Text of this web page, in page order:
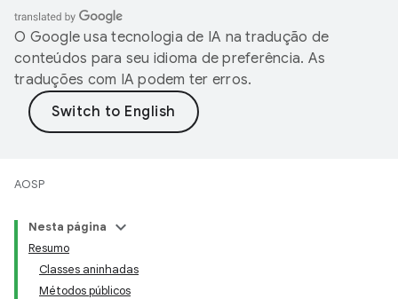
O Google usa tecnologia de IA na tradução de
conteúdos para seu idioma de preferência. As
traduções com IA podem ter erros.
AOSP
Nesta página
Resumo
Classes aninhadas
Métodos públicos